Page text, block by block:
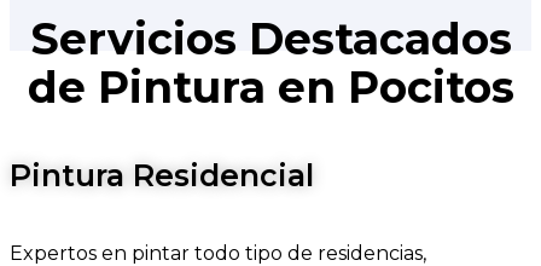
Servicios Destacados
de Pintura en Pocitos
Pintura Residencial
Expertos en pintar todo tipo de residencias,